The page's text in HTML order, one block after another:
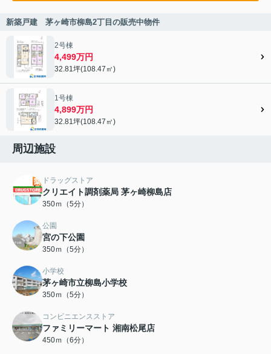
新築戸建 茅ヶ崎市柳島2丁目の販売中物件
2号棟
4,499万円
32.81坪(108.47㎡)
1号棟
4,899万円
32.81坪(108.47㎡)
周辺施設
ドラッグストア
クリエイト調剤薬局 茅ヶ崎柳島店
350ｍ（5分）
公園
宮の下公園
350ｍ（5分）
小学校
茅ヶ崎市立柳島小学校
350ｍ（5分）
コンビニエンスストア
ファミリーマート 湘南松尾店
450ｍ（6分）